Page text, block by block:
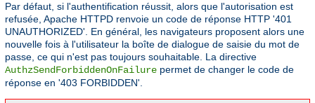
Par défaut, si l'authentification réussit, alors que l'autorisation est
refusée, Apache HTTPD renvoie un code de réponse HTTP '401
UNAUTHORIZED'. En général, les navigateurs proposent alors une
nouvelle fois à l'utilisateur la boîte de dialogue de saisie du mot de
passe, ce qui n'est pas toujours souhaitable. La directive
AuthzSendForbiddenOnFailure permet de changer le code de
réponse en '403 FORBIDDEN'.